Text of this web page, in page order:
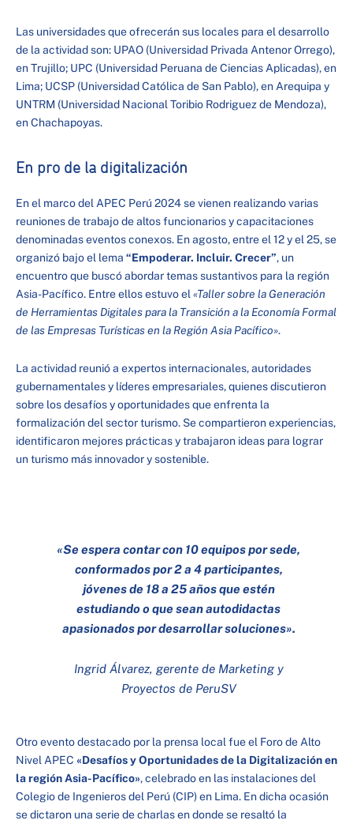
Las universidades que ofrecerán sus locales para el desarrollo
de la actividad son: UPAO (Universidad Privada Antenor Orrego),
en Trujillo; UPC (Universidad Peruana de Ciencias Aplicadas), en
Lima; UCSP (Universidad Católica de San Pablo), en Arequipa y
UNTRM (Universidad Nacional Toribio Rodriguez de Mendoza),
en Chachapoyas.
En pro de la digitalización
En el marco del APEC Perú 2024 se vienen realizando varias
reuniones de trabajo de altos funcionarios y capacitaciones
denominadas eventos conexos. En agosto, entre el 12 y el 25, se
organizó bajo el lema “Empoderar. Incluir. Crecer”, un
encuentro que buscó abordar temas sustantivos para la región
Asia-Pacífico. Entre ellos estuvo el«Taller sobre la Generación
de Herramientas Digitales para la Transición a la Economía Formal
de las Empresas Turísticas en la Región Asia Pacífico».
La actividad reunió a expertos internacionales, autoridades
gubernamentales y líderes empresariales, quienes discutieron
sobre los desafíos y oportunidades que enfrenta la
formalización del sector turismo. Se compartieron experiencias,
identificaron mejores prácticas y trabajaron ideas para lograr
un turismo más innovador y sostenible.
«Se espera contar con 10 equipos por sede,
conformados por 2 a 4 participantes,
jóvenes de 18 a 25 años que estén
estudiando o que sean autodidactas
apasionados por desarrollar soluciones».
Ingrid Álvarez, gerente de Marketing y
Proyectos de PeruSV
Otro evento destacado por la prensa local fue el Foro de Alto
Nivel APEC «Desafíos y Oportunidades de la Digitalización en
la región Asia-Pacífico», celebrado en las instalaciones del
Colegio de Ingenieros del Perú (CIP) en Lima. En dicha ocasión
se dictaron una serie de charlas en donde se resaltó la